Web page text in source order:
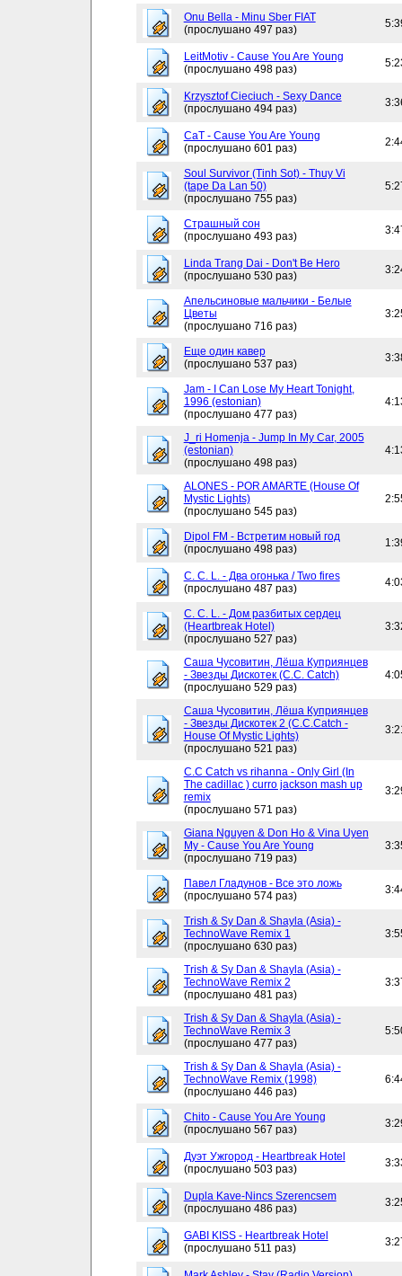
Onu Bella - Minu Sber FIAT
(прослушано 497 раз)
LeitMotiv - Cause You Are Young
(прослушано 498 раз)
Krzysztof Cieciuch - Sexy Dance
(прослушано 494 раз)
CaT - Cause You Are Young
(прослушано 601 раз)
Soul Survivor (Tinh Sot) - Thuy Vi
(tape Da Lan 50)
(прослушано 755 раз)
Страшный сон
(прослушано 493 раз)
Linda Trang Dai - Don't Be Hero
(прослушано 530 раз)
Апельсиновые мальчики - Белые
Цветы
(прослушано 716 раз)
Еще один кавер
(прослушано 537 раз)
Jam - I Can Lose My Heart Tonight,
1996 (estonian)
(прослушано 477 раз)
J_ri Homenja - Jump In My Car, 2005
(estonian)
(прослушано 498 раз)
ALONES - POR AMARTE (House Of
Mystic Lights)
(прослушано 545 раз)
Dipol FM - Встретим новый год
(прослушано 498 раз)
C. C. L. - Два огонька / Two fires
(прослушано 487 раз)
C. C. L. - Дом разбитых сердец
(Heartbreak Hotel)
(прослушано 527 раз)
Саша Чусовитин, Лёша Куприянцев
- Звезды Дискотек (C.C. Catch)
(прослушано 529 раз)
Саша Чусовитин, Лёша Куприянцев
- Звезды Дискотек 2 (C.C.Catch -
House Of Mystic Lights)
(прослушано 521 раз)
C.C Catch vs rihanna - Only Girl (In
The cadillac ) curro jackson mash up
remix
(прослушано 571 раз)
Giana Nguyen & Don Ho & Vina Uyen
My - Cause You Are Young
(прослушано 719 раз)
Павел Гладунов - Все это ложь
(прослушано 574 раз)
Trish & Sy Dan & Shayla (Asia) -
TechnoWave Remix 1
(прослушано 630 раз)
Trish & Sy Dan & Shayla (Asia) -
TechnoWave Remix 2
(прослушано 481 раз)
Trish & Sy Dan & Shayla (Asia) -
TechnoWave Remix 3
(прослушано 477 раз)
Trish & Sy Dan & Shayla (Asia) -
TechnoWave Remix (1998)
(прослушано 446 раз)
Chito - Cause You Are Young
(прослушано 567 раз)
Дуэт Ужгород - Heartbreak Hotel
(прослушано 503 раз)
Dupla Kave-Nincs Szerencsem
(прослушано 486 раз)
GABI KISS - Heartbreak Hotel
(прослушано 511 раз)